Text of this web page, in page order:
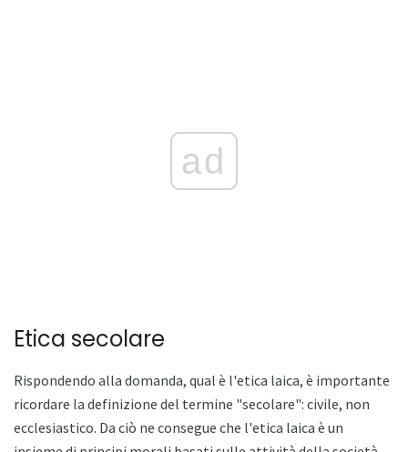
ad
Etica secolare
Rispondendo alla domanda, qual è l'etica laica, è importante
ricordare la definizione del termine "secolare": civile, non
ecclesiastico. Da ciò ne consegue che l'etica laica è un